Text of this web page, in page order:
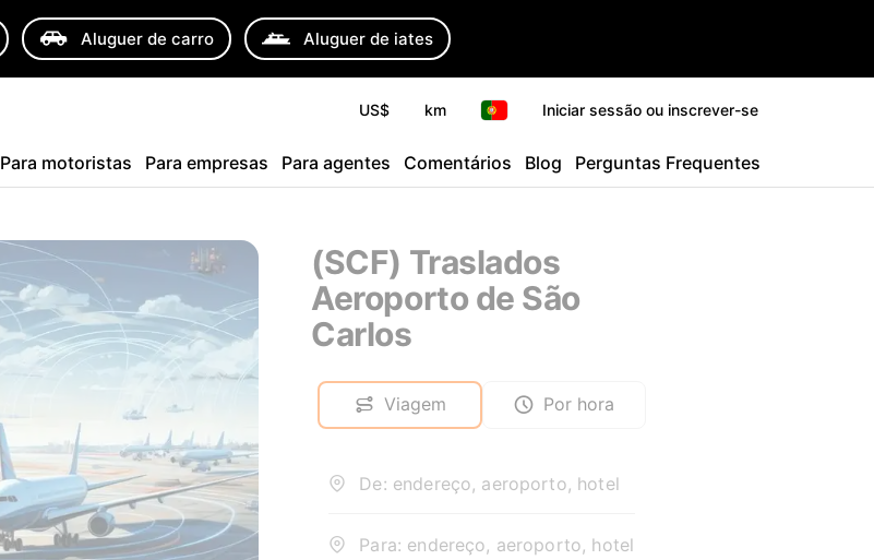
Aluguer de carro Aluguer de iates
US$ km Iniciar sessão ou inscrever-se
Para motoristas Para empresas Para agentes Comentários Blog Perguntas Frequentes
(SCF) Traslados
Aeroporto de São
Carlos
Viagem Por hora
De: endereço, aeroporto, hotel
Para: endereço, aeroporto, hotel